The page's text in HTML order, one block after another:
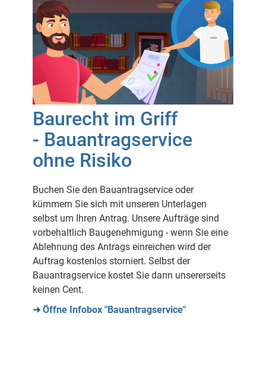
Baurecht im Griff
- Bauantragservice
ohne Risiko
Buchen Sie den Bauantragservice oder
kümmern Sie sich mit unseren Unterlagen
selbst um Ihren Antrag. Unsere Aufträge sind
vorbehaltlich Baugenehmigung - wenn Sie eine
Ablehnung des Antrags einreichen wird der
Auftrag kostenlos storniert. Selbst der
Bauantragservice kostet Sie dann unsererseits
keinen Cent.
➜ Öffne Infobox "Bauantragservice"